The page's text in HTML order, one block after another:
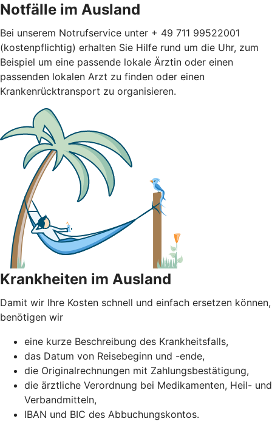
Notfälle im Ausland
Bei unserem Notrufservice unter + 49 711 99522001
(kostenpflichtig) erhalten Sie Hilfe rund um die Uhr, zum
Beispiel um eine passende lokale Ärztin oder einen
passenden lokalen Arzt zu finden oder einen
Krankenrücktransport zu organisieren.
Krankheiten im Ausland
Damit wir Ihre Kosten schnell und einfach ersetzen können,
benötigen wir
eine kurze Beschreibung des Krankheitsfalls,
das Datum von Reisebeginn und -ende,
die Originalrechnungen mit Zahlungsbestätigung,
die ärztliche Verordnung bei Medikamenten, Heil- und
Verbandmitteln,
IBAN und BIC des Abbuchungskontos.